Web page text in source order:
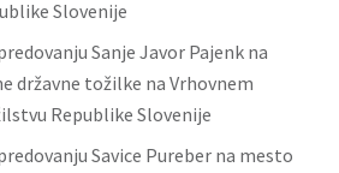
Slovenije
Sanje Javor Pajenk na
državne tožilke na Vrhovnem
Republike Slovenije
Savice Pureber na mesto